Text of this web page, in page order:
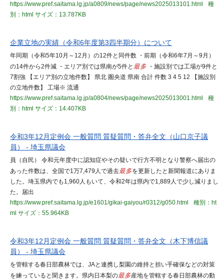
https://www.pref.saitama.lg.jp/a0809/news/page/news2025013101.html
種
別：html サイズ：13.787KB
企業立地の実績（令和6年度第3四半期分）について
年同期（令和5年10月～12月）の12件と同件数 ・前期（令和6年7月～9月）
の14件から2件減 ・エリア別では県南が5件と 最多 ・施設別では工場が9件と
7割強 【エリア別の立地件数】 県北 圏央道 県南 合計 件数 3 4 5 12 【施設別
の立地件数】 工場※ 流通
https://www.pref.saitama.lg.jp/a0804/news/page/news2025013001.html
種
別：html サイズ：14.407KB
令和3年12月定例会 一般質問 質疑質問・答弁全文（山口京子議
員） - 埼玉県議会
員（自民） 令和元年度中に認知症やその疑いで行方不明となり警察へ届出の
あった件数は、全国で1万7,479人で過去最多を更新したと新聞報道にありま
した。埼玉県内でも1,960人もいて、令和2年は県内で1,889人で少し減りまし
た。届出
https://www.pref.saitama.lg.jp/e1601/gikai-gaiyou/r0312/g050.html
種別：ht
ml サイズ：55.964KB
令和3年12月定例会 一般質問 質疑質問・答弁全文（木下博信議
員） - 埼玉県議会
を管轄する春日部農林では、JAと連携し梨園の維持と担い手確保などの対策
を練っていると聞きます。県内日本梨の最多産地を管轄する春日部農林の動